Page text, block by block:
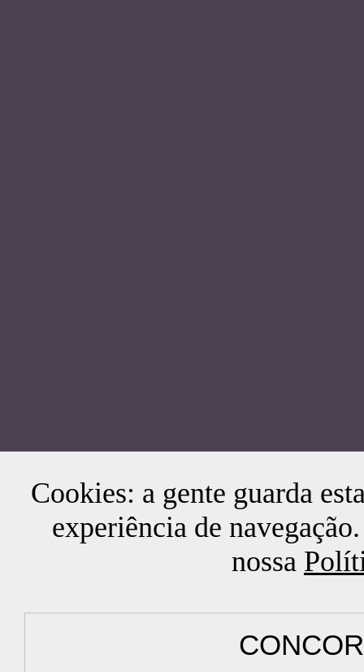
Cookies: a gente guarda
experiência de
nossa